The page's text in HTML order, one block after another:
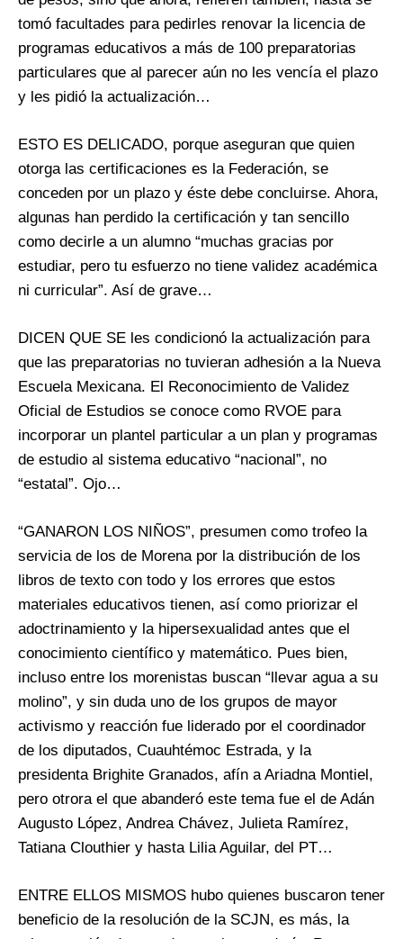
tomó facultades para pedirles renovar la licencia de
programas educativos a más de 100 preparatorias
particulares que al parecer aún no les vencía el plazo
y les pidió la actualización…
ESTO ES DELICADO, porque aseguran que quien
otorga las certificaciones es la Federación, se
conceden por un plazo y éste debe concluirse. Ahora,
algunas han perdido la certificación y tan sencillo
como decirle a un alumno “muchas gracias por
estudiar, pero tu esfuerzo no tiene validez académica
ni curricular”. Así de grave…
DICEN QUE SE les condicionó la actualización para
que las preparatorias no tuvieran adhesión a la Nueva
Escuela Mexicana. El Reconocimiento de Validez
Oficial de Estudios se conoce como RVOE para
incorporar un plantel particular a un plan y programas
de estudio al sistema educativo “nacional”, no
“estatal”. Ojo…
“GANARON LOS NIÑOS”, presumen como trofeo la
servicia de los de Morena por la distribución de los
libros de texto con todo y los errores que estos
materiales educativos tienen, así como priorizar el
adoctrinamiento y la hipersexualidad antes que el
conocimiento científico y matemático. Pues bien,
incluso entre los morenistas buscan “llevar agua a su
molino”, y sin duda uno de los grupos de mayor
activismo y reacción fue liderado por el coordinador
de los diputados, Cuauhtémoc Estrada, y la
presidenta Brighite Granados, afín a Ariadna Montiel,
pero otrora el que abanderó este tema fue el de Adán
Augusto López, Andrea Chávez, Julieta Ramírez,
Tatiana Clouthier y hasta Lilia Aguilar, del PT…
ENTRE ELLOS MISMOS hubo quienes buscaron tener
beneficio de la resolución de la SCJN, es más, la